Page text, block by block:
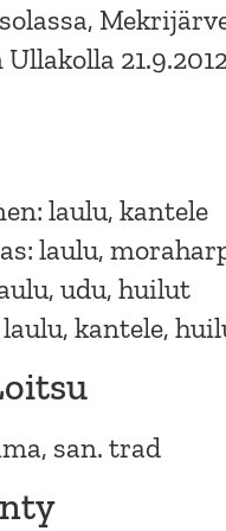
laulu, kantele
laulu,
udu, huilut
laulu, kantele,
san. trad